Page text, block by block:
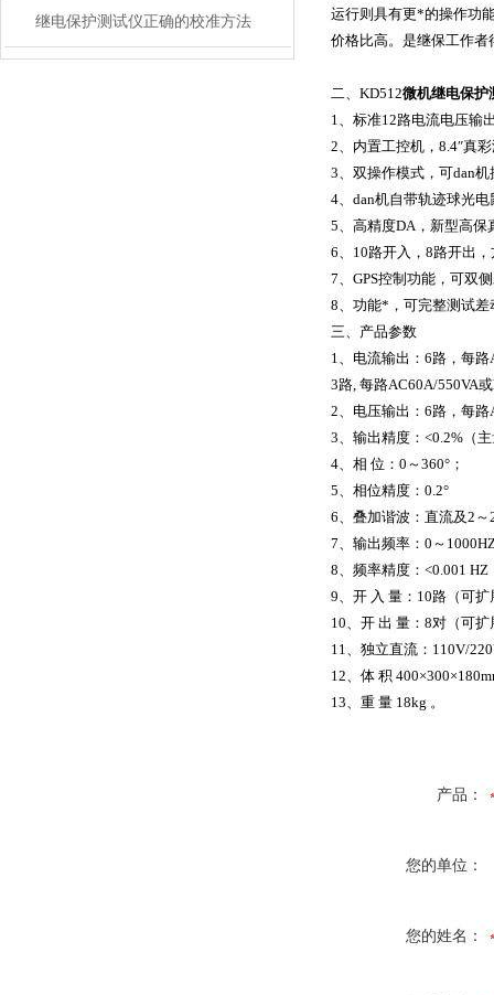
继电保护测试仪正确的校准方法
运行则具有更*的操作功
价格比高。是继保工作者
二、KD512微机继电保护
1、标准12路电流电压输
2、内置工控机，8.4″真
3、双操作模式，可dan
4、dan机自带轨迹球光
5、高精度DA，新型高保
6、10路开入，8路开出
7、GPS控制功能，可双
8、功能*，可完整测试
三、产品参数
1、电流输出：6路，每路
3路, 每路AC60A/550VA
2、电压输出：6路，每路
3、输出精度：<0.2%（
4、相 位：0～360°；
5、相位精度：0.2°
6、叠加谐波：直流及2～
7、输出频率：0～
8、频率精度：<0.001 HZ
9、开 入 量：10路（可扩
10、开 出 量：8对（可扩
11、独立直流：110V/
12、体 积
13、重 量 18kg 。
产品：
您的单位：
您的姓名：